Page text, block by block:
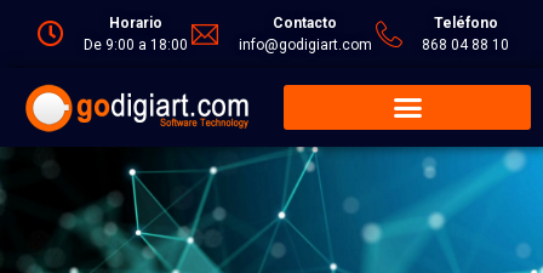
Horario
De 9:00 a 18:00
Contacto
info@godigiart.com
Teléfono
868 04 88 10